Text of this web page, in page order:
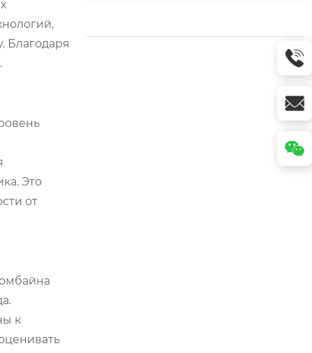
Благодаря
Это
от
к